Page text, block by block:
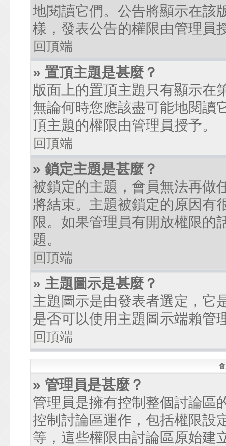
地閱讀它們。公告將顯示在該
樣，發表公告的權限由管理員
回頂端
» 置頂主題是甚麼？
版面上的置頂主題只有顯示在
無論何時您應該盡可能地閱讀
頂主題的權限由管理員授予。
回頂端
» 鎖定主題是甚麼？
被鎖定的主題，會員無法再做
將結束。主題被鎖定的原因有
限。如果管理員有開放權限的
題。
回頂端
» 主題圖示是甚麼？
主題圖示是由發表者選定，它
是否可以使用主題圖示端賴管
回頂端
» 管理員是甚麼？
管理員是擁有控制整個討論區
控制討論區運作，包括權限設
等，這些權限由討論區原始建